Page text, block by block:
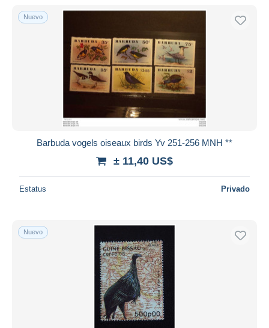
Sólo con descuento
Métodos de pago
PayPal
Transferencia bancaria
Mastercard
Deseleccionar todo
Mundo entero
Aplicar
Nuevo
Barbuda vogels oiseaux birds Yv 251-256 MNH **
± 11,40 US$
Estatus Privado
Nuevo